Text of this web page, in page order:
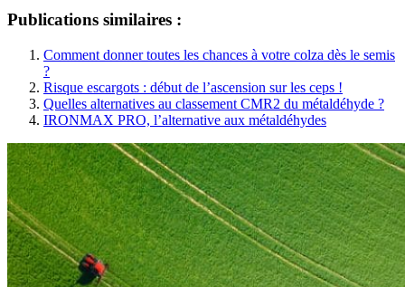
Publications similaires :
Comment donner toutes les chances à votre colza dès le semis
?
Risque escargots : début de l’ascension sur les ceps !
Quelles alternatives au classement CMR2 du métaldéhyde ?
IRONMAX PRO, l’alternative aux métaldéhydes